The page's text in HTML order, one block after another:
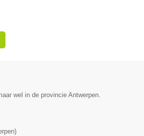
wel in de provincie Antwerpen.
)